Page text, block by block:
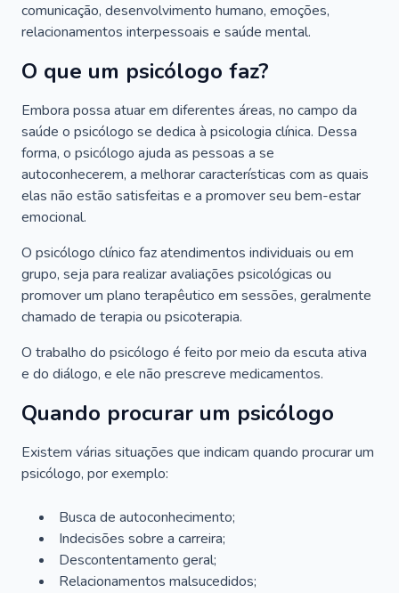
comunicação, desenvolvimento humano, emoções,
relacionamentos interpessoais e saúde mental.
O que um psicólogo faz?
Embora possa atuar em diferentes áreas, no campo da
saúde o psicólogo se dedica à psicologia clínica. Dessa
forma, o psicólogo ajuda as pessoas a se
autoconhecerem, a melhorar características com as quais
elas não estão satisfeitas e a promover seu bem-estar
emocional.
O psicólogo clínico faz atendimentos individuais ou em
grupo, seja para realizar avaliações psicológicas ou
promover um plano terapêutico em sessões, geralmente
chamado de terapia ou psicoterapia.
O trabalho do psicólogo é feito por meio da escuta ativa
e do diálogo, e ele não prescreve medicamentos.
Quando procurar um psicólogo
Existem várias situações que indicam quando procurar um
psicólogo, por exemplo:
Busca de autoconhecimento;
Indecisões sobre a carreira;
Descontentamento geral;
Relacionamentos malsucedidos;